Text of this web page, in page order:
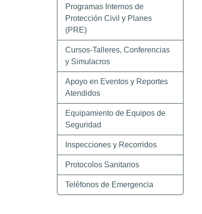
Programas Internos de
Protección Civil y Planes
(PRE)
Cursos-Talleres, Conferencias
y Simulacros
Apoyo en Eventos y Reportes
Atendidos
Equipamiento de Equipos de
Seguridad
Inspecciones y Recorridos
Protocolos Sanitarios
Teléfonos de Emergencia